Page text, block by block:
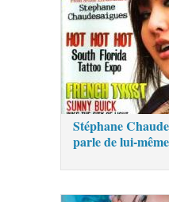
Stéphane
parle de lui-même